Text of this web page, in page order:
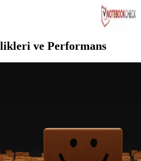
güçlü işlemci, şık tasarım ve uzun pil
için ideal çok yönlü dizüstü bilgisayar.
ve Performans